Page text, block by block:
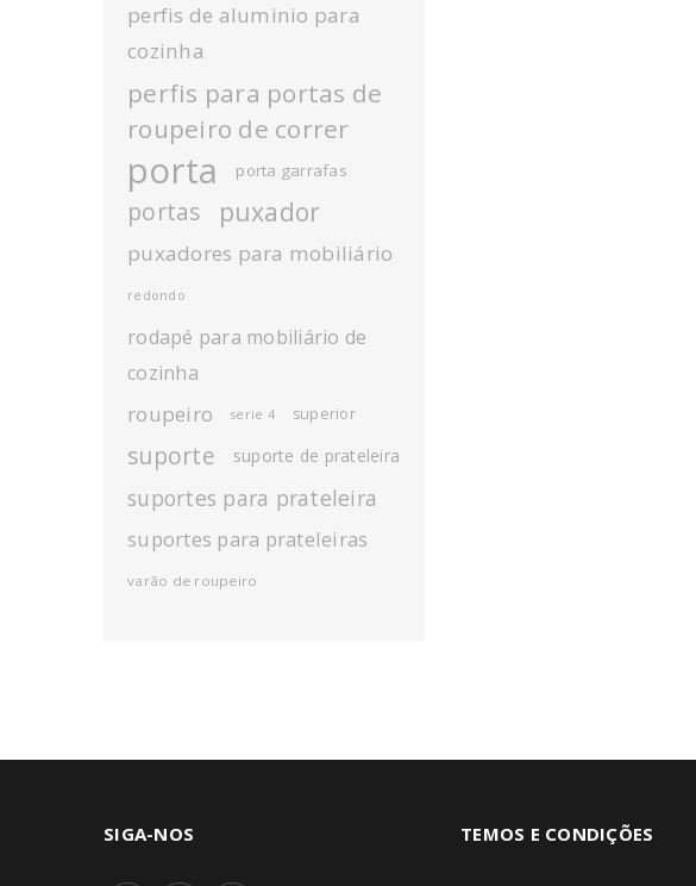
perfis de aluminio para
cozinha
perfis para portas de
roupeiro de correr
porta porta garrafas
portas puxador
puxadores para mobiliário
redondo
rodapé para mobiliário de
cozinha
roupeiro serie 4 superior
suporte suporte de prateleira
suportes para prateleira
suportes para prateleiras
varão de roupeiro
SIGA-NOS TEMOS E CONDIÇÕES